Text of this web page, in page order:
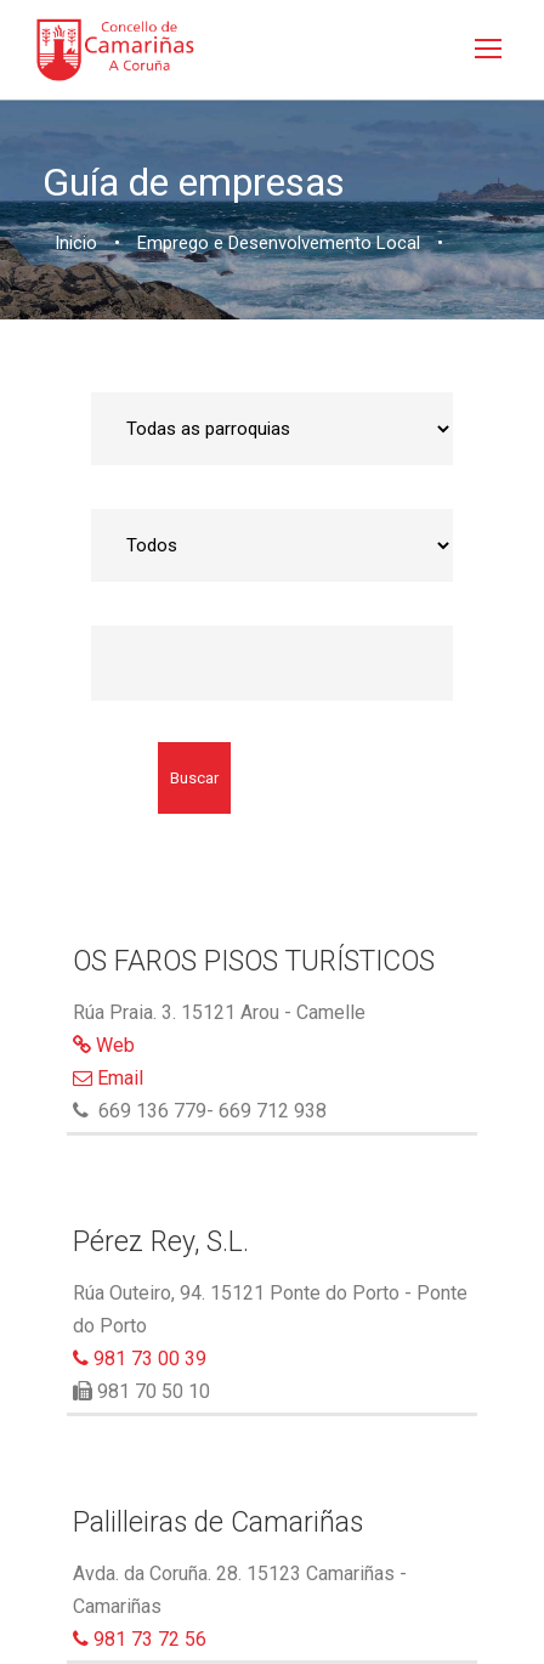
Guía de empresas
Inicio • Emprego e Desenvolvemento Local •
Buscar
OS FAROS PISOS TURÍSTICOS
Rúa Praia. 3. 15121 Arou - Camelle
Web
Email
669 136 779- 669 712 938
Pérez Rey, S.L.
Rúa Outeiro, 94. 15121 Ponte do Porto - Ponte
do Porto
981 73 00 39
981 70 50 10
Palilleiras de Camariñas
Avda. da Coruña. 28. 15123 Camariñas -
Camariñas
981 73 72 56